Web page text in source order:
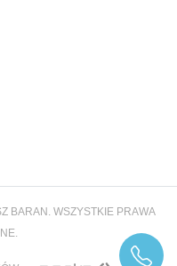
BARAN. WSZYSTKIE PRAWA